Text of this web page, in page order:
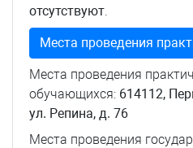
отсутствуют
Места проведения
Места проведения
обучающихся: 614112,
ул. Репина, д. 76
Места проведения